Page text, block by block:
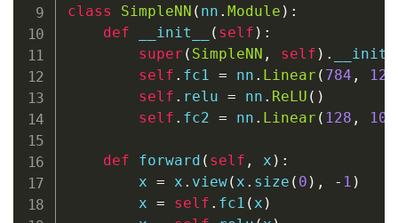
class
SimpleNN ( nn . Module ) :
def
__init__ ( self ) :
super ( SimpleNN , self ) .
self . fc1 = nn . Linear ( 784 , 128
self . relu = nn . ReLU ( )
self . fc2 = nn . Linear ( 128 , 10
def forward ( self , x ) :
        x
= x . view( x . size ( 0 ) , - 1 )
        x
= self . fc1 ( x )